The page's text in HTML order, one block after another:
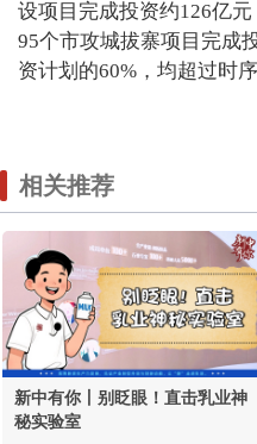
设项目完成投资约126亿
95个市攻城拔寨项目完成
资计划的60%，均超过时
相关推荐
新中有你丨别眨眼！直击乳业神
秘实验室